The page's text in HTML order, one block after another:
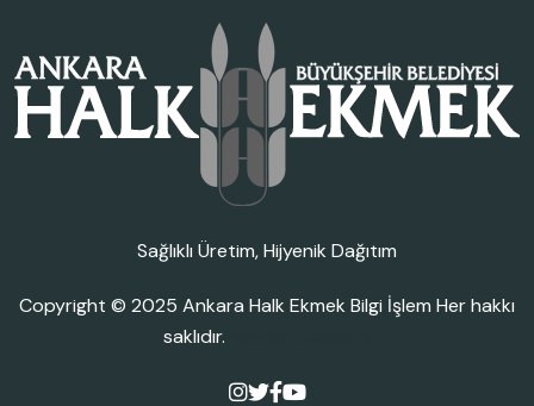
Sağlıklı Üretim, Hijyenik Dağıtım
Copyright © 2025 Ankara Halk Ekmek Bilgi İşlem Her hakkı
saklıdır.